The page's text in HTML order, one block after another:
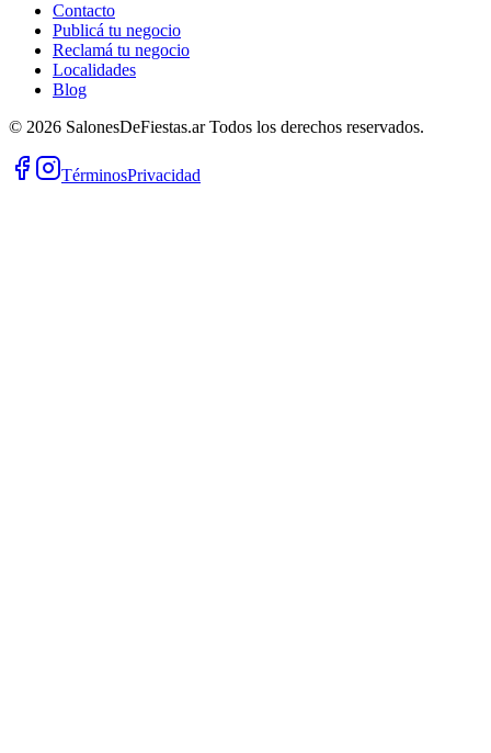
Contacto
Publicá tu negocio
Reclamá tu negocio
Localidades
Blog
© 2026 SalonesDeFiestas.arTodos los derechos reservados.
TérminosPrivacidad